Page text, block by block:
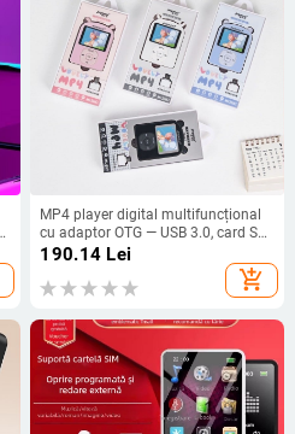
MP4 player digital multifuncțional
cu adaptor OTG — USB 3.0, card SD
pentru extensie, suport
MP3/AVI/MOV, baterie de 800 mAh,
autonomie de până la 4 ore
190.14 Lei
add_shopping_cart